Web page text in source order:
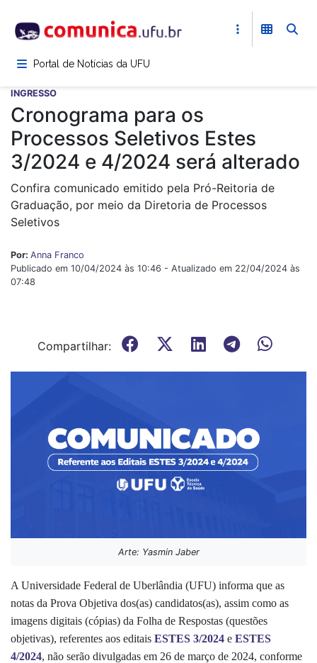
para
conteúdoPortal de Notícias da UFU
INGRESSO
Cronograma para os
Processos Seletivos Estes
3/2024 e 4/2024 será alterado
Confira comunicado emitido pela Pró-Reitoria de
Graduação, por meio da Diretoria de Processos
Seletivos
Por: Anna Franco
Publicado em 10/04/2024 às 10:46 - Atualizado em 22/04/2024 às
07:48
Compartilhar:
Arte: Yasmin Jaber
A Universidade Federal de Uberlândia (UFU) informa que as
notas da Prova Objetiva dos(as) candidatos(as), assim como as
imagens digitais (cópias) da Folha de Respostas (questões
objetivas), referentes aos editais ESTES 3/2024 e ESTES
4/2024, não serão divulgadas em 26 de março de 2024, conforme